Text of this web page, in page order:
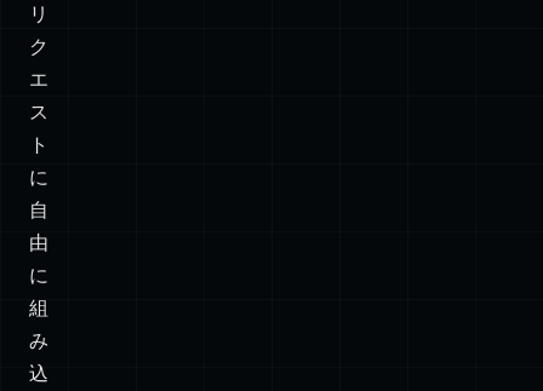
は
ブ
ラ
ウ
ザ
リ
ク
エ
ス
ト
に
自